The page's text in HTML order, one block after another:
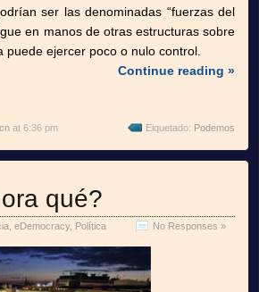
ser las denominadas “fuerzas del
en manos de otras estructuras sobre
puede ejercer poco o nulo control.
Continue reading »
at 6:36 pm Eiquetado: Podemos
qué?
eDemocracy, Política No Responses »